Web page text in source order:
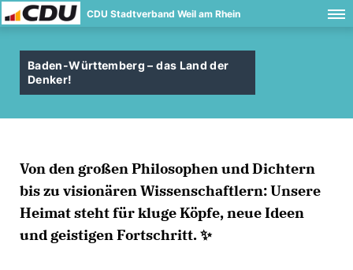
CDU Stadtverband Weil am Rhein
Baden-Württemberg – das Land der
Denker!
Von den großen Philosophen und Dichtern
bis zu visionären Wissenschaftlern: Unsere
Heimat steht für kluge Köpfe, neue Ideen
und geistigen Fortschritt. ✨